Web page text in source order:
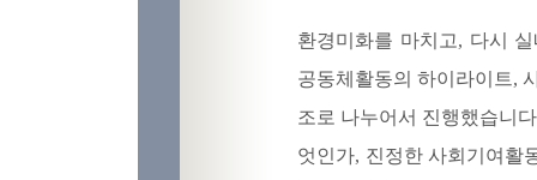
환경미화를 마치고, 다시
공동체활동의 하이라이트,
조로 나누어서 진행했습니
엇인가, 진정한 사회기여활